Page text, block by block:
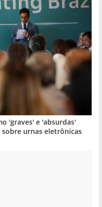
'graves' e 'absurdas'
urnas eletrônicas